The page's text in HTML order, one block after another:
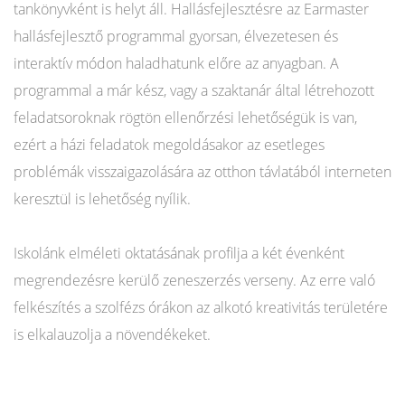
tankönyvként is helyt áll. Hallásfejlesztésre az Earmaster
hallásfejlesztő programmal gyorsan, élvezetesen és
interaktív módon haladhatunk előre az anyagban. A
programmal a már kész, vagy a szaktanár által létrehozott
feladatsoroknak rögtön ellenőrzési lehetőségük is van,
ezért a házi feladatok megoldásakor az esetleges
problémák visszaigazolására az otthon távlatából interneten
keresztül is lehetőség nyílik.
Iskolánk elméleti oktatásának profilja a két évenként
megrendezésre kerülő zeneszerzés verseny. Az erre való
felkészítés a szolfézs órákon az alkotó kreativitás területére
is elkalauzolja a növendékeket.